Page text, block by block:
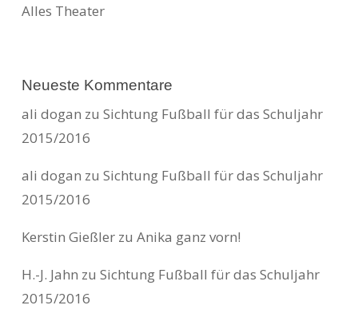
Alles Theater
Neueste Kommentare
ali dogan zu Sichtung Fußball für das Schuljahr
2015/2016
ali dogan zu Sichtung Fußball für das Schuljahr
2015/2016
Kerstin Gießlerzu Anika ganz vorn!
H.-J. Jahn zu Sichtung Fußball für das Schuljahr
2015/2016